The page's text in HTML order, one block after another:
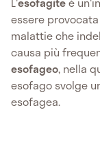
essere
malattie che
causa più
esofageo, nella
esofago svolge
esofagea.